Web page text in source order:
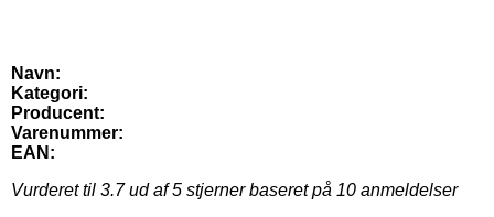
Navn:
Kategori:
Producent:
Varenummer:
EAN:
Vurderet til 3.7ud af 5 stjerner baseret på 10 anmeldelser